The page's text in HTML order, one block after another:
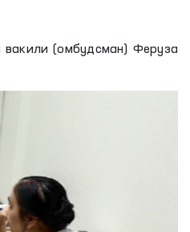
(омбудсман) Феруза